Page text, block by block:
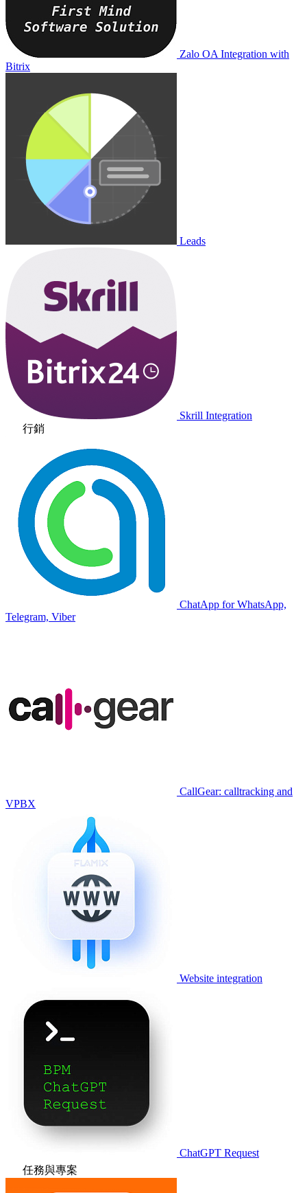
Zalo OA Integration with
Bitrix
Leads
Skrill Integration
行銷
ChatApp for WhatsApp,
Telegram, Viber
CallGear: calltracking and
VPBX
Website integration
ChatGPT Request
任務與專案